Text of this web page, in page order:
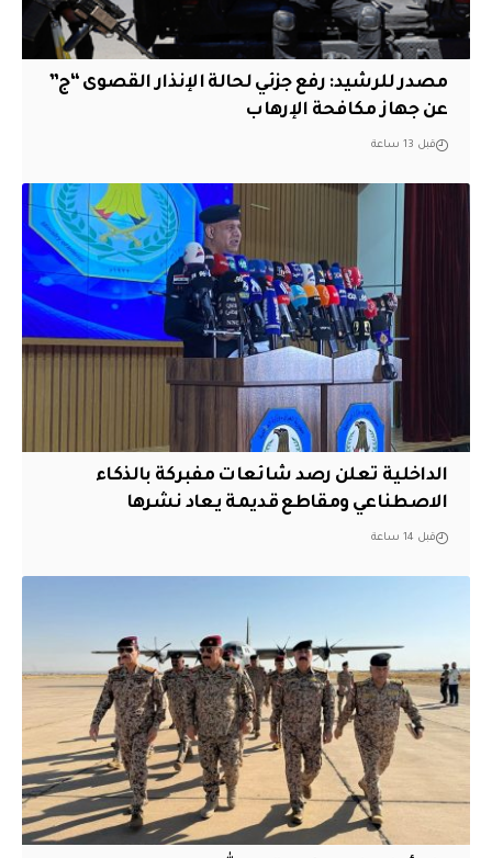
مصدر للرشيد: رفع جزئي لحالة الإنذار القصوى “ج”
عن جهاز مكافحة الإرهاب
قبل 13 ساعة
الداخلية تعلن رصد شائعات مفبركة بالذكاء
الاصطناعي ومقاطع قديمة يعاد نشرها
قبل 14 ساعة